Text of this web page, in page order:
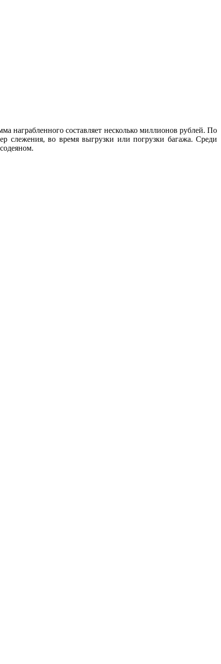
награбленного составляет несколько миллионов рублей. По
слежения, во время выгрузки или погрузки багажа. Среди